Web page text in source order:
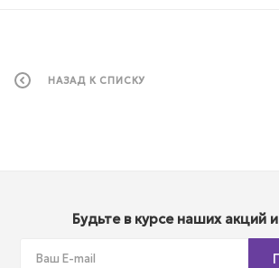
НАЗАД К СПИСКУ
Будьте в курсе наших акций